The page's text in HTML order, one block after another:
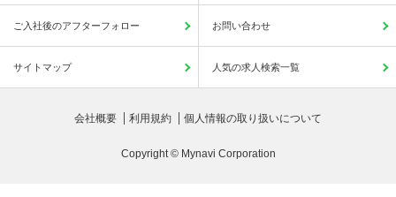
ご入社後のアフターフォロー お問い合わせ
サイトマップ 人気の求人検索一覧
会社概要 利用規約 個人情報の取り扱いについて
Copyright © Mynavi Corporation